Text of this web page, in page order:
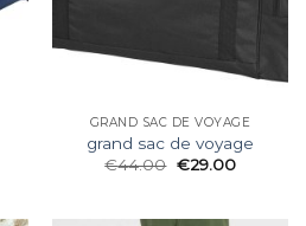
GRAND SAC DE VOYAGE
grand sac de voyage
€44.00 €29.00